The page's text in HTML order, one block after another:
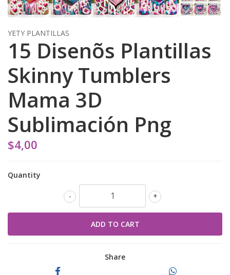
YETY PLANTILLAS
15 Disenõs Plantillas
Skinny Tumblers
Mama 3D
Sublimación Png
$4,00
Quantity
+
-
Share